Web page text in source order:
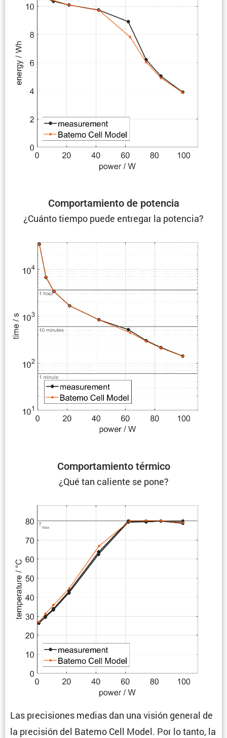
Compor­ta­miento de potencia
¿Cuánto tiempo puede entregar la potencia?
Compor­ta­miento térmico
¿Qué tan caliente se pone?
Las preci­siones medias dan una visión general de
la preci­sión del Batemo Cell Model. Por lo tanto, la